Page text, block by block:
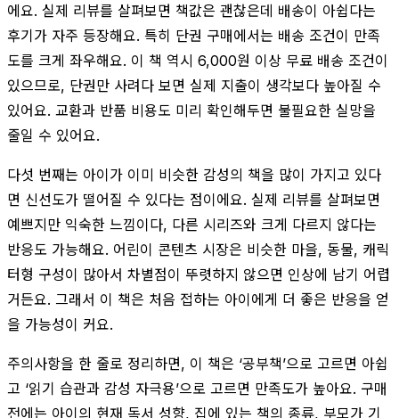
에요. 실제 리뷰를 살펴보면 책값은 괜찮은데 배송이 아쉽다는
후기가 자주 등장해요. 특히 단권 구매에서는 배송 조건이 만족
도를 크게 좌우해요. 이 책 역시 6,000원 이상 무료 배송 조건이
있으므로, 단권만 사려다 보면 실제 지출이 생각보다 높아질 수
있어요. 교환과 반품 비용도 미리 확인해두면 불필요한 실망을
줄일 수 있어요.
다섯 번째는 아이가 이미 비슷한 감성의 책을 많이 가지고 있다
면 신선도가 떨어질 수 있다는 점이에요. 실제 리뷰를 살펴보면
예쁘지만 익숙한 느낌이다, 다른 시리즈와 크게 다르지 않다는
반응도 가능해요. 어린이 콘텐츠 시장은 비슷한 마을, 동물, 캐릭
터형 구성이 많아서 차별점이 뚜렷하지 않으면 인상에 남기 어렵
거든요. 그래서 이 책은 처음 접하는 아이에게 더 좋은 반응을 얻
을 가능성이 커요.
주의사항을 한 줄로 정리하면, 이 책은 ‘공부책’으로 고르면 아쉽
고 ‘읽기 습관과 감성 자극용’으로 고르면 만족도가 높아요. 구매
전에는 아이의 현재 독서 성향, 집에 있는 책의 종류, 부모가 기